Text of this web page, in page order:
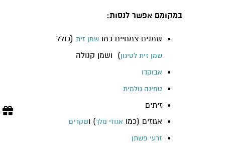
במקומם אפשר לנסות:
שמנים צמחיים כמושמן זית (כולל
שמן זית לטיגון) ושמן קנולה
אבוקדו
טחינה גולמית
זיתים
אגוזים (כמו אגוזי מלך) ושקדים
זרעי פשתן